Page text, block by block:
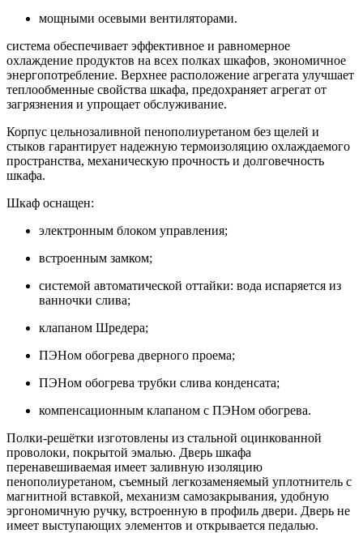
мощными осевыми вентиляторами.
система обеспечивает эффективное и равномерное
охлаждение продуктов на всех полках шкафов, экономичное
энергопотребление. Верхнее расположение агрегата улучшает
теплообменные свойства шкафа, предохраняет агрегат от
загрязнения и упрощает обслуживание.
Корпус цельнозаливной пенополиуретаном без щелей и
стыков гарантирует надежную термоизоляцию охлаждаемого
пространства, механическую прочность и долговечность
шкафа.
Шкаф оснащен:
электронным блоком управления;
встроенным замком;
системой автоматической оттайки: вода испаряется из
ванночки слива;
клапаном Шредера;
ПЭНом обогрева дверного проема;
ПЭНом обогрева трубки слива конденсата;
компенсационным клапаном с ПЭНом обогрева.
Полки-решётки изготовлены из стальной оцинкованной
проволоки, покрытой эмалью. Дверь шкафа
перенавешиваемая имеет заливную изоляцию
пенополиуретаном, съемный легкозаменяемый уплотнитель с
магнитной вставкой, механизм самозакрывания, удобную
эргономичную ручку, встроенную в профиль двери. Дверь не
имеет выступающих элементов и открывается педалью.